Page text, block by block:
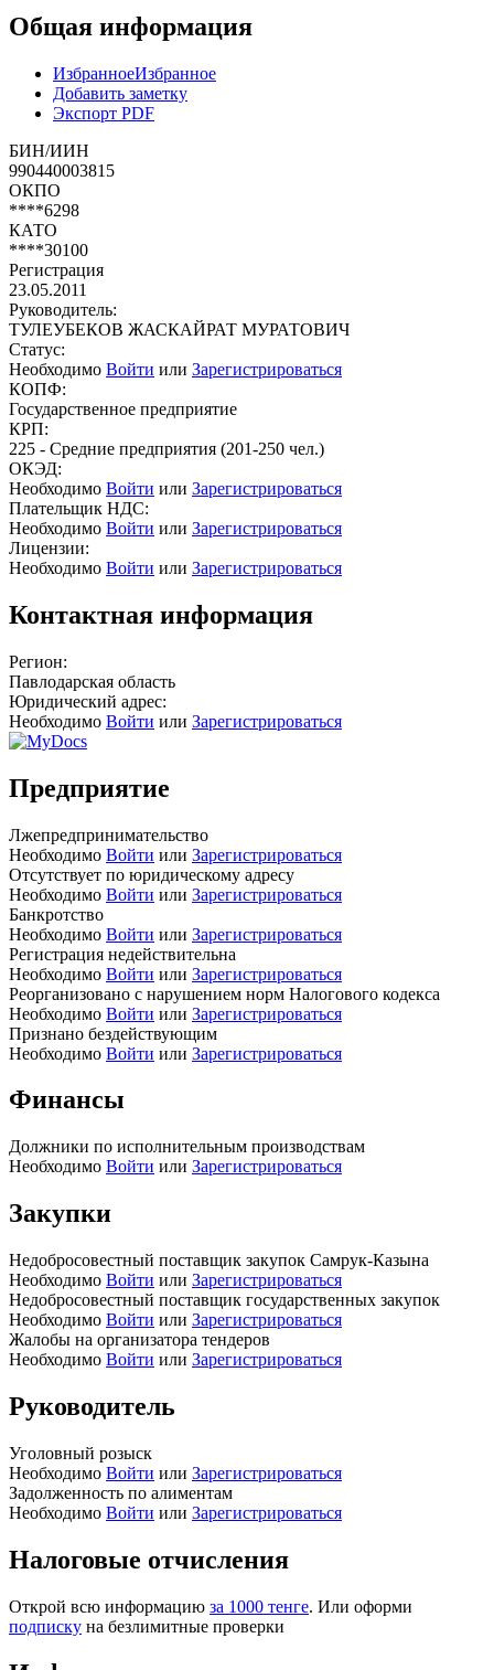
Общая информация
ИзбранноеИзбранное
Добавить заметку
Экспорт PDF
БИН/ИИН
990440003815
ОКПО
****6298
КАТО
****30100
Регистрация
23.05.2011
Руководитель:
ТУЛЕУБЕКОВ ЖАСКАЙРАТ МУРАТОВИЧ
Статус:
Необходимо Войти или Зарегистрироваться
КОПФ:
Государственное предприятие
КРП:
225 - Средние предприятия (201-250 чел.)
ОКЭД:
Необходимо Войти или Зарегистрироваться
Плательщик НДС:
Необходимо Войти или Зарегистрироваться
Лицензии:
Необходимо Войти или Зарегистрироваться
Контактная информация
Регион:
Павлодарская область
Юридический адрес:
Необходимо Войти или Зарегистрироваться
Предприятие
Лжепредпринимательство
Необходимо Войти или Зарегистрироваться
Отсутствует по юридическому адресу
Необходимо Войти или Зарегистрироваться
Банкротство
Необходимо Войти или Зарегистрироваться
Регистрация недействительна
Необходимо Войти или Зарегистрироваться
Реорганизовано с нарушением норм Налогового кодекса
Необходимо Войти или Зарегистрироваться
Признано бездействующим
Необходимо Войти или Зарегистрироваться
Финансы
Должники по исполнительным производствам
Необходимо Войти или Зарегистрироваться
Закупки
Недобросовестный поставщик закупок Самрук-Казына
Необходимо Войти или Зарегистрироваться
Недобросовестный поставщик государственных закупок
Необходимо Войти или Зарегистрироваться
Жалобы на организатора тендеров
Необходимо Войти или Зарегистрироваться
Руководитель
Уголовный розыск
Необходимо Войти или Зарегистрироваться
Задолженность по алиментам
Необходимо Войти или Зарегистрироваться
Налоговые отчисления
Открой всю информацию за 1000 тенге. Или оформи
подписку на безлимитные проверки